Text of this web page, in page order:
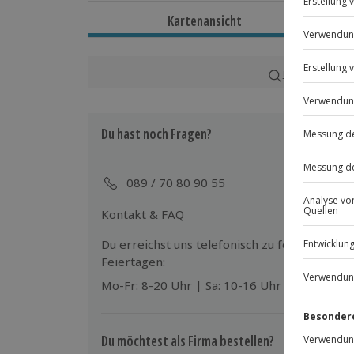
Ca. 6 Stunden
Ganzjährig zu bestimmten Terminen
Teilnahmebedingungen
Normale physische und psychische
Ausrüstung & Kleidung
Mitzubringen: Personalausweis und
Wird gestellt: Fahrräder und Helm
Gruppengröße: 1-15 Personen
Kartenansicht
Karte in
Du hast noch Fragen?
089 / 70 80 90 55
Kontakt & FAQ
Du erreichst uns telefonisch zu folgenden
Feiertagen:
Mo-Fr: 8-20 Uhr | Sa: 10-16 Uhr
Du möchtest als Firma bestellen?